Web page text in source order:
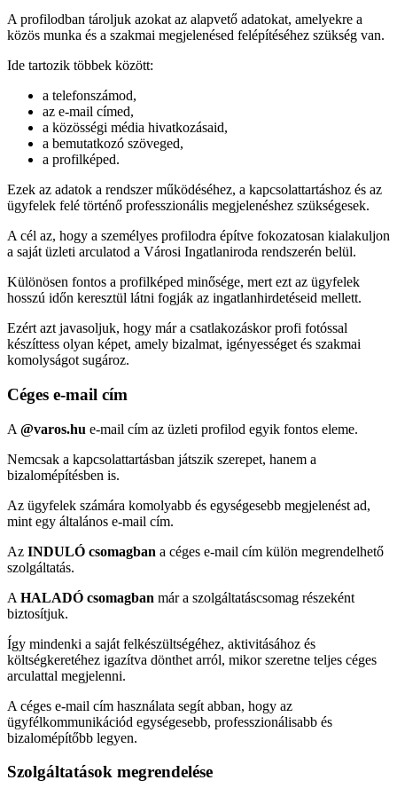
A profilodban tároljuk azokat az alapvető adatokat, amelyekre a
közös munka és a szakmai megjelenésed felépítéséhez szükség van.
Ide tartozik többek között:
a telefonszámod,
az e-mail címed,
a közösségi média hivatkozásaid,
a bemutatkozó szöveged,
a profilképed.
Ezek az adatok a rendszer működéséhez, a kapcsolattartáshoz és az
ügyfelek felé történő professzionális megjelenéshez szükségesek.
A cél az, hogy a személyes profilodra építve fokozatosan kialakuljon
a saját üzleti arculatod a Városi Ingatlaniroda rendszerén belül.
Különösen fontos a profilképed minősége, mert ezt az ügyfelek
hosszú időn keresztül látni fogják az ingatlanhirdetéseid mellett.
Ezért azt javasoljuk, hogy már a csatlakozáskor profi fotóssal
készíttess olyan képet, amely bizalmat, igényességet és szakmai
komolyságot sugároz.
Céges e-mail cím
A @varos.hu e-mail cím az üzleti profilod egyik fontos eleme.
Nemcsak a kapcsolattartásban játszik szerepet, hanem a
bizalomépítésben is.
Az ügyfelek számára komolyabb és egységesebb megjelenést ad,
mint egy általános e-mail cím.
Az INDULÓ csomagban a céges e-mail cím külön megrendelhető
szolgáltatás.
A HALADÓ csomagban már a szolgáltatáscsomag részeként
biztosítjuk.
Így mindenki a saját felkészültségéhez, aktivitásához és
költségkeretéhez igazítva dönthet arról, mikor szeretne teljes céges
arculattal megjelenni.
A céges e-mail cím használata segít abban, hogy az
ügyfélkommunikációd egységesebb, professzionálisabb és
bizalomépítőbb legyen.
Szolgáltatások megrendelése